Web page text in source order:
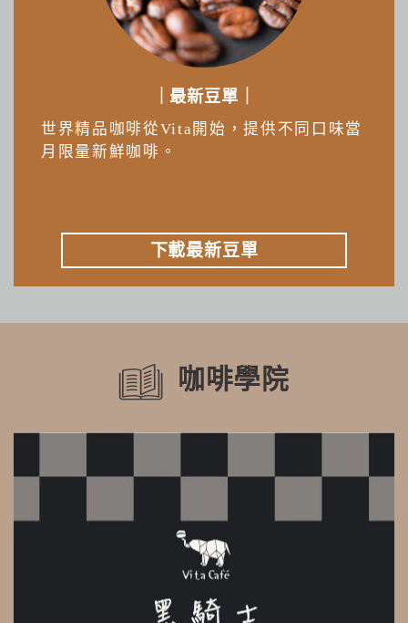
｜最新豆單｜
世界精品咖啡從Vita開始，提供不同口味當
月限量新鮮咖啡。
下載最新豆單
咖啡學院